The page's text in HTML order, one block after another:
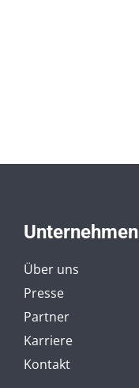
Unternehmen
Über uns
Presse
Partner
Karriere
Kontakt